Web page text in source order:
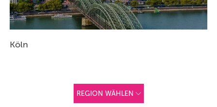
Köln
REGION WÄHLEN